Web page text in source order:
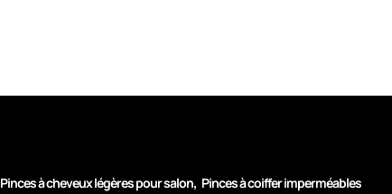
Pinces à cheveux légères pour salon, Pinces à coiffer imperméables